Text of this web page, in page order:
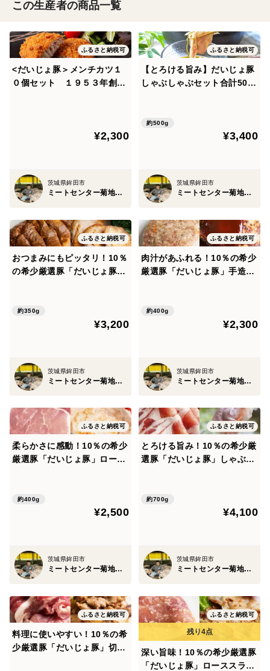
この生産者の商品一覧
ふるさと納税可
<だいじょ豚＞メンチカツ１
０個セット １９５３年創業
¥2,300
茨城県鉾田市
ミートセンター菊地畜産
ふるさと納税可
【とろける旨み】だいじょ豚
しゃぶしゃぶセット合計500
ご家庭で
約500g
¥3,400
茨城県鉾田市
ミートセンター菊地畜産
ふるさと納税可
おつまみにもピッタリ！10％
の希少厳選豚「だいじょ豚」
約350g
¥3,200
茨城県鉾田市
ミートセンター菊地畜産
ふるさと納税可
肉汁があふれる！10％の希少
厳選豚「だいじょ豚」手造り
約400g
¥2,300
茨城県鉾田市
ミートセンター菊地畜産
ふるさと納税可
柔らかさに感動！10％の希少
厳選豚「だいじょ豚」ロース
約400g
¥2,500
茨城県鉾田市
ミートセンター菊地畜産
ふるさと納税可
とろける旨み！10％の希少厳
選豚「だいじょ豚」しゃぶし
約700g
¥4,100
茨城県鉾田市
ミートセンター菊地畜産
ふるさと納税可
料理に使いやすい！10％の希
少厳選豚「だいじょ豚」切り
ふるさと納税可
深い旨味！10％の希少厳選豚
「だいじょ豚」ローススライ